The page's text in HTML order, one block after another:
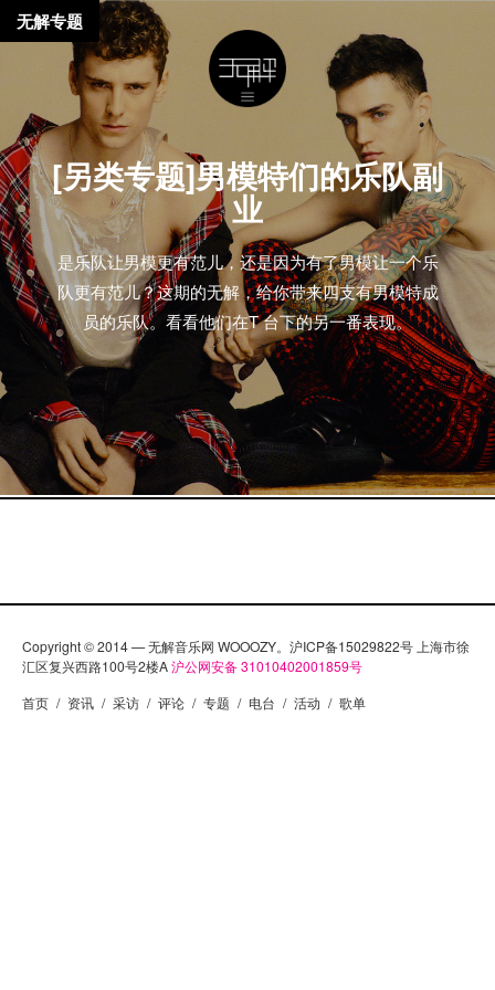
[另类专题]男模特们的乐队副
业
是乐队让男模更有范儿，还是因为有了男模让一个乐
队更有范儿？这期的无解，给你带来四支有男模特成
员的乐队。看看他们在T 台下的另一番表现。
无解专题
Copyright © 2014 — 无解音乐网 WOOOZY。沪ICP备15029822号 上海市徐
汇区复兴西路100号2楼A沪公网安备 31010402001859号
首页 / 资讯 / 采访 / 评论 / 专题 / 电台 / 活动 / 歌单